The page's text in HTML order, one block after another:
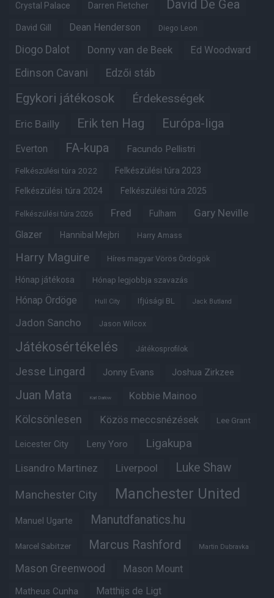
Crystal Palace Darren Fletcher David De Gea
David Gill Dean Henderson Diego Leon
Diogo Dalot Donny van de Beek Ed Woodward
Edinson Cavani Edzői stáb
Egykori játékosok Érdekességek
Eric Bailly Erik ten Hag Európa-liga
Everton FA-kupa Facundo Pellistri
Felkészülési túra 2022 Felkészülési túra 2023
Felkészülési túra 2024 Felkészülési túra 2025
Felkészülési túra 2026 Fred Fulham Gary Neville
Glazer Hannibal Mejbri Harry Amass
Harry Maguire Híres magyar Vörös Ördögök
Hónap játékosa Hónap legjobbja szavazás
Hónap Ördöge Hull City Ifjúsági BL Jack Butland
Jadon Sancho Jason Wilcox
Játékosértékelés Játékosprofilok
Jesse Lingard Jonny Evans Joshua Zirkzee
Juan Mata Karl Darlow Kobbie Mainoo
Kölcsönlesen Közös meccsnézések Lee Grant
Leicester City Leny Yoro Ligakupa
Lisandro Martinez Liverpool Luke Shaw
Manchester City Manchester United
Manuel Ugarte Manutdfanatics.hu
Marcel Sabitzer Marcus Rashford Martin Dubravka
Mason Greenwood Mason Mount
Matheus Cunha Matthijs de Ligt